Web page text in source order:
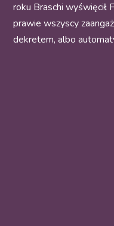
roku Braschi wyświęcił
prawie wszyscy
dekretem, albo